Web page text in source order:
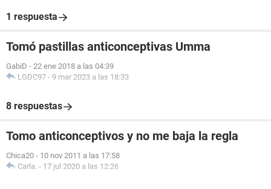
1 respuesta
Tomó pastillas anticonceptivas Umma
GabiD - 22 ene 2018 a las 04:39
LGDC97 - 9 mar 2023 a las 18:33
8 respuestas
Tomo anticonceptivos y no me baja la regla
Chica20 - 10 nov 2011 a las 17:58
Carla. - 17 jul 2020 a las 12:26